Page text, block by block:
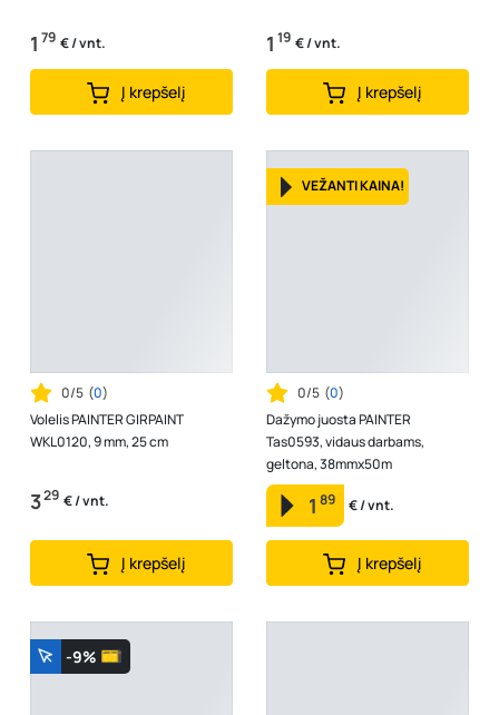
1 79 € / vnt.
Į krepšelį
1 19 € / vnt.
Į krepšelį
0/5 (0)
Volelis PAINTER GIRPAINT
WKL0120, 9 mm, 25 cm
329 € / vnt.
Į krepšelį
VEŽANTI KAINA!
0/5 (0)
Dažymo juosta PAINTER
Tas0593, vidaus darbams,
geltona, 38mmx50m
1 89 € / vnt.
Į krepšelį
-9%